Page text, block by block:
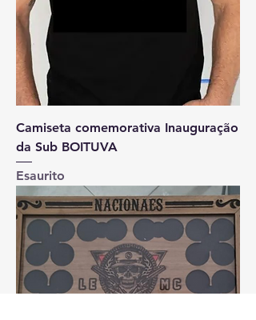
Camiseta comemorativa Inauguração
da Sub BOITUVA
Esaurito